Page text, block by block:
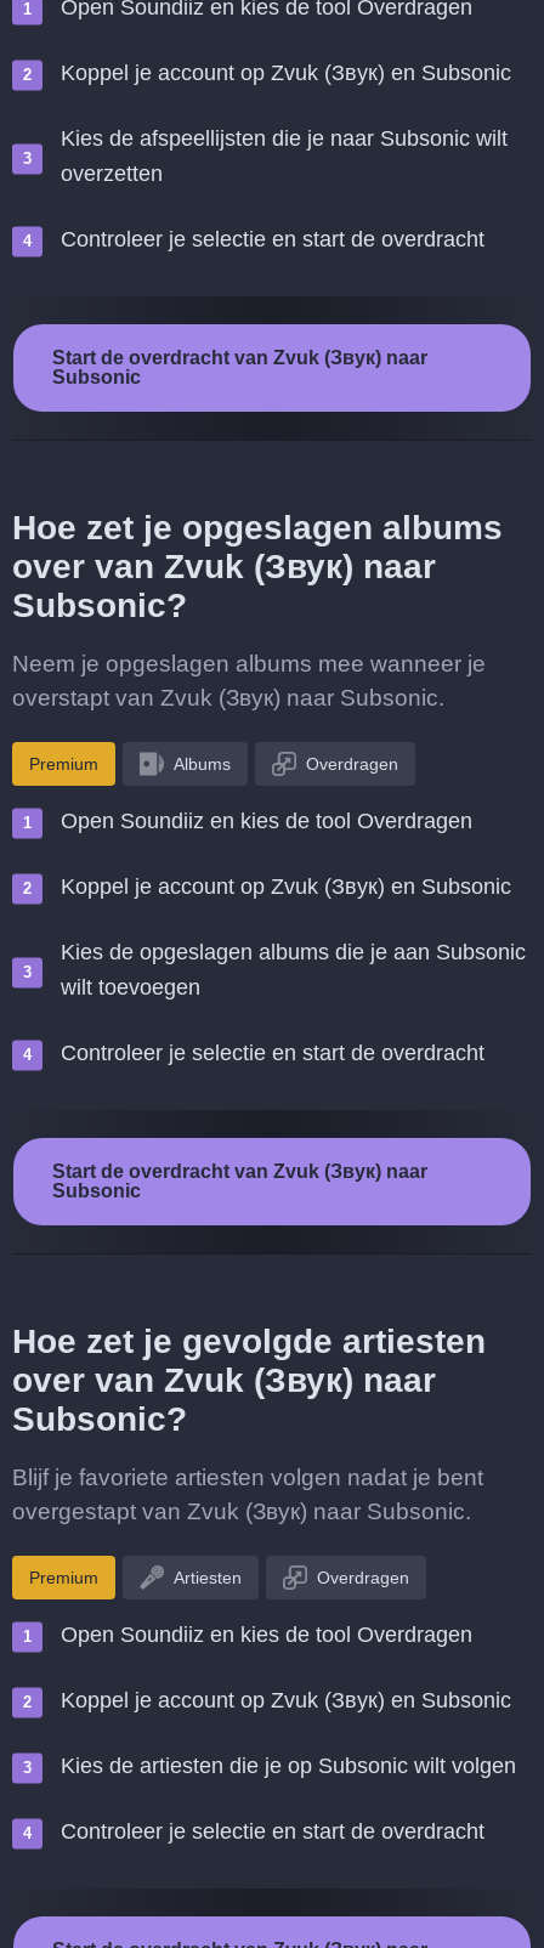
Open Soundiiz en kies de tool Overdragen
Koppel je account op Zvuk (Звук) en Subsonic
Kies de afspeellijsten die je naar Subsonic wilt
overzetten
Controleer je selectie en start de overdracht
Start de overdracht van Zvuk (Звук) naar
Subsonic
Hoe zet je opgeslagen albums
over van Zvuk (Звук) naar
Subsonic?
Neem je opgeslagen albums mee wanneer je
overstapt van Zvuk (Звук) naar Subsonic.
Premium Albums Overdragen
Open Soundiiz en kies de tool Overdragen
Koppel je account op Zvuk (Звук) en Subsonic
Kies de opgeslagen albums die je aan Subsonic
wilt toevoegen
Controleer je selectie en start de overdracht
Start de overdracht van Zvuk (Звук) naar
Subsonic
Hoe zet je gevolgde artiesten
over van Zvuk (Звук) naar
Subsonic?
Blijf je favoriete artiesten volgen nadat je bent
overgestapt van Zvuk (Звук) naar Subsonic.
Premium Artiesten Overdragen
Open Soundiiz en kies de tool Overdragen
Koppel je account op Zvuk (Звук) en Subsonic
Kies de artiesten die je op Subsonic wilt volgen
Controleer je selectie en start de overdracht